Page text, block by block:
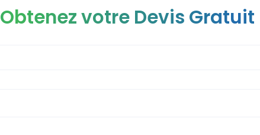
Obtenez votre Devis Gratuit